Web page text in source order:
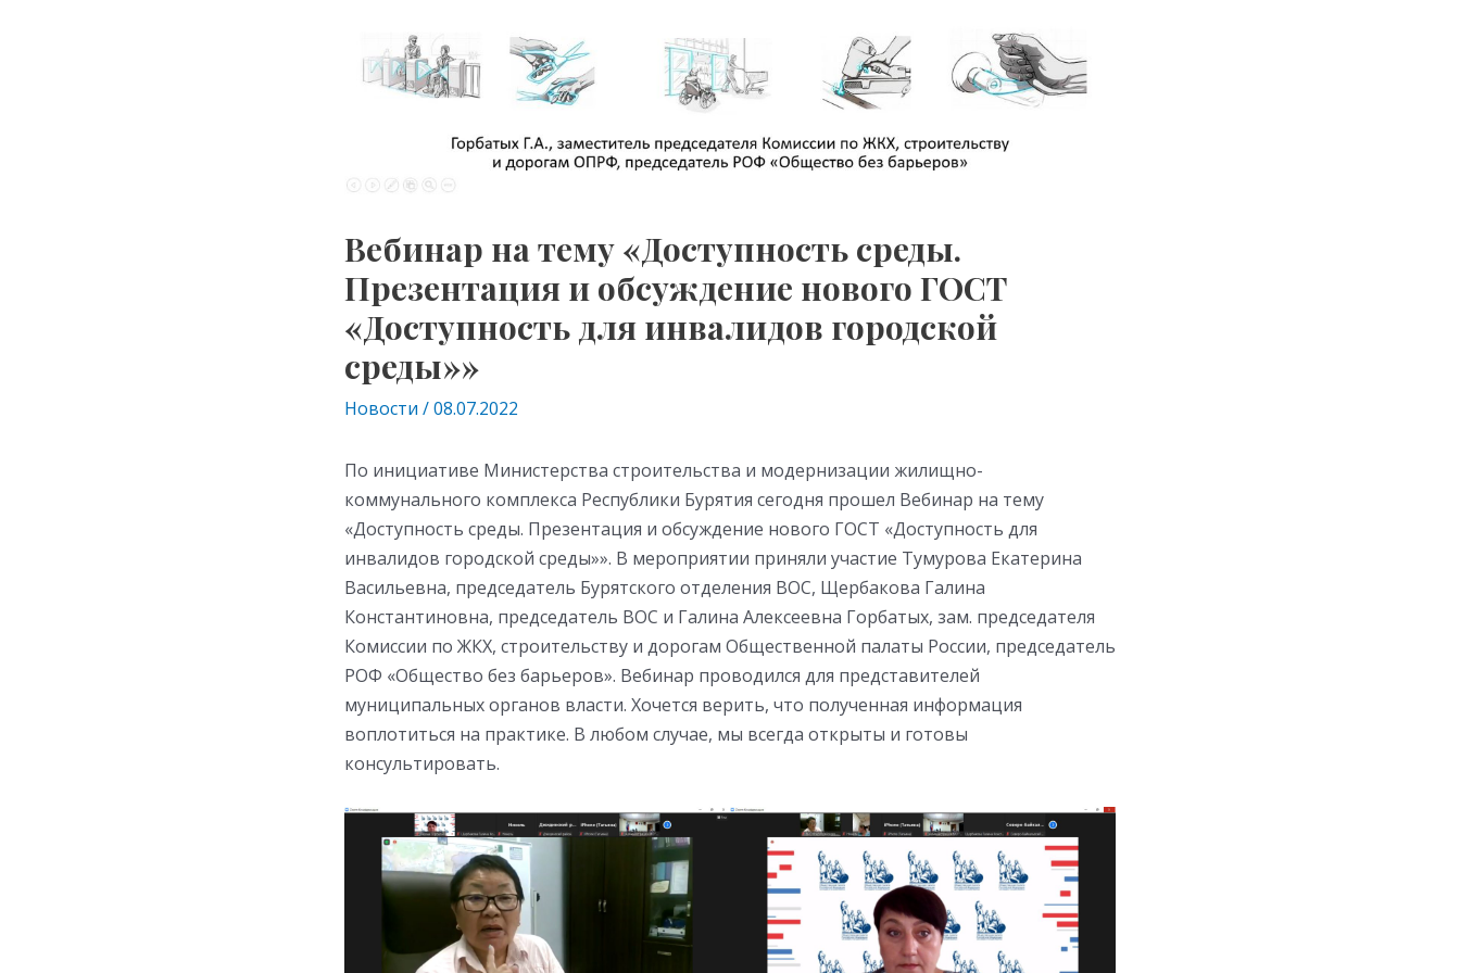
Вебинар на тему «Доступность среды.
Презентация и обсуждение нового ГОСТ
«Доступность для инвалидов городской
среды»»
Новости /08.07.2022
По инициативе Министерства строительства и модернизации жилищно-
коммунального комплекса Республики Бурятия сегодня прошел Вебинар на тему
«Доступность среды. Презентация и обсуждение нового ГОСТ «Доступность для
инвалидов городской среды»». В мероприятии приняли участие Тумурова Екатерина
Васильевна, председатель Бурятского отделения ВОС, Щербакова Галина
Константиновна, председатель ВОС и Галина Алексеевна Горбатых, зам. председателя
Комиссии по ЖКХ, строительству и дорогам Общественной палаты России, председатель
РОФ «Общество без барьеров». Вебинар проводился для представителей
муниципальных органов власти. Хочется верить, что полученная информация
воплотиться на практике. В любом случае, мы всегда открыты и готовы
консультировать.